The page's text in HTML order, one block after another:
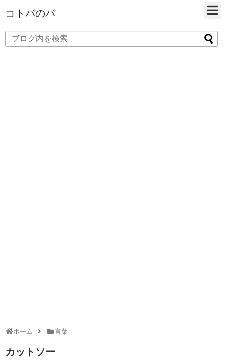
コトバのバ
ホーム 言葉
カットソー